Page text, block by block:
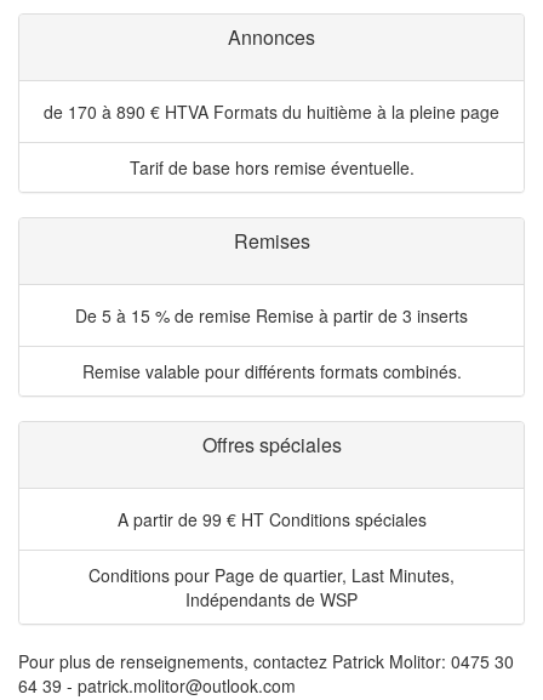
Annonces
de 170 à 890 € HTVA Formats du huitième à la pleine page
Tarif de base hors remise éventuelle.
Remises
De 5 à 15 % de remise Remise à partir de 3 inserts
Remise valable pour différents formats combinés.
Offres spéciales
A partir de 99 € HT Conditions spéciales
Conditions pour Page de quartier, Last Minutes,
Indépendants de WSP
Pour plus de renseignements, contactez Patrick Molitor: 0475 30
64 39 - patrick.molitor@outlook.com